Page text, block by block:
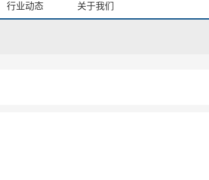
行业动态 关于我们